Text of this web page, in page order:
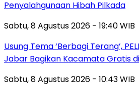
Penyalahgunaan Hibah Pilkada
Sabtu, 8 Agustus 2026 - 19:40 WIB
‎Usung Tema ‘Berbagi Terang’,
Jabar Bagikan Kacamata Gratis
Sabtu, 8 Agustus 2026 - 10:43 WIB